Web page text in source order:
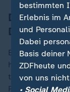
Das
Druck
Eine Ursache
hohe
traditionell
Roboter,
bestimmten
Erlebnis im
und
Dabei
Basis deiner
ZDFheute
von uns
• Social